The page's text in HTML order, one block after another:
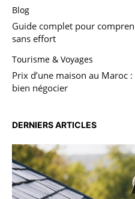
Blog
Guide complet pour
sans effort
Tourisme & Voyages
Prix d’une maison au Maroc
bien négocier
DERNIERS ARTICLES